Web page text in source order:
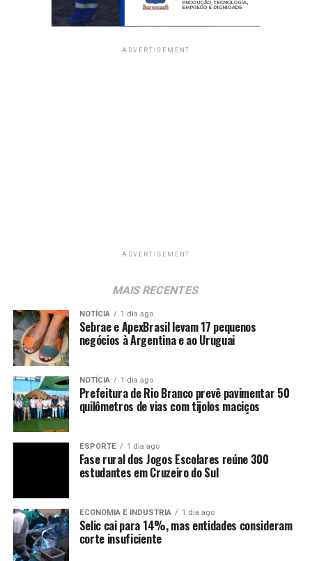
ADVERTISEMENT
ADVERTISEMENT
MAIS RECENTES
NOTÍCIA 1 dia ago
Sebrae e ApexBrasil levam 17 pequenos
negócios à Argentina e ao Uruguai
NOTÍCIA 1 dia ago
Prefeitura de Rio Branco prevê pavimentar 50
quilômetros de vias com tijolos maciços
ESPORTE 1 dia ago
Fase rural dos Jogos Escolares reúne 300
estudantes em Cruzeiro do Sul
ECONOMIA E INDUSTRIA 1 dia ago
Selic cai para 14%, mas entidades consideram
corte insuficiente